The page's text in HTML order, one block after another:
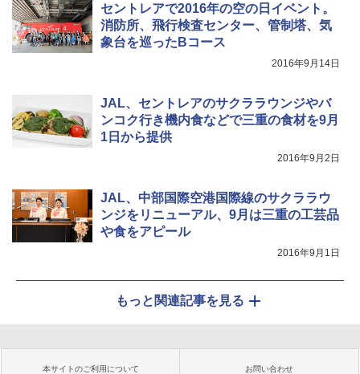
セントレアで2016年の空の日イベント。
消防所、飛行検査センター、管制塔、気
象台を巡ったBコース
2016年9月14日
JAL、セントレアのサクララウンジやバ
ンコク行き機内食などで三重の食材を9月
1日から提供
2016年9月2日
JAL、中部国際空港国際線のサクララウ
ンジをリニューアル、9月は三重の工芸品
や食をアピール
2016年9月1日
もっと関連記事を見る
本サイトのご利用について お問い合わせ